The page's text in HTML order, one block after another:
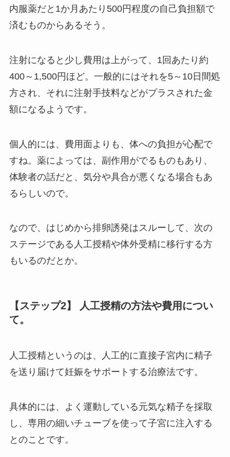
内服薬だと1か月あたり500円程度の自己負担額で
済むものからあるそう。
注射になると少し費用は上がって、1回あたり約
400～1,500円ほど。一般的にはそれを5～10日間処
方され、それに注射手技料などがプラスされた金
額になるようです。
個人的には、費用面よりも、体への負担が心配で
すね。薬によっては、副作用がでるものもあり、
体験者の話だと、気分や具合が悪くなる場合もあ
るらしいので。
なので、はじめから排卵誘発はスルーして、次の
ステージである人工授精や体外受精に移行する方
もいるのだとか。
【ステップ2】 人工授精の方法や費用につい
て。
人工授精というのは、人工的に直接子宮内に精子
を送り届けて妊娠をサポートする治療法です。
具体的には、よく運動している元気な精子を採取
し、専用の細いチューブを使って子宮に注入する
とのことです。